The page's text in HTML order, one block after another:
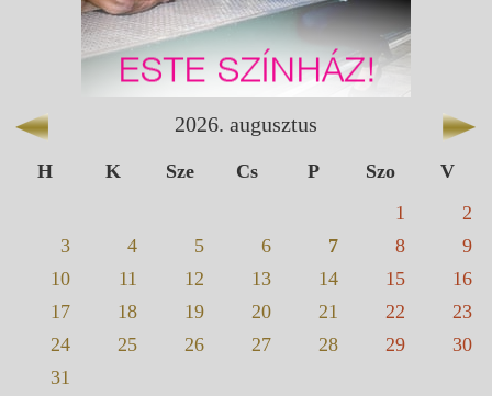
2026. augusztus
H K Sze Cs P Szo
V
1
2
3
4 5 6 7 8
9
10
11 12 13 14 15
16
17
18 19 20 21 22
23
24
25 26 27 28 29
30
31